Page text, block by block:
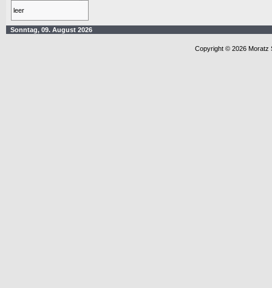
leer
Sonntag, 09. August 2026
Copyright © 2026 Moratz